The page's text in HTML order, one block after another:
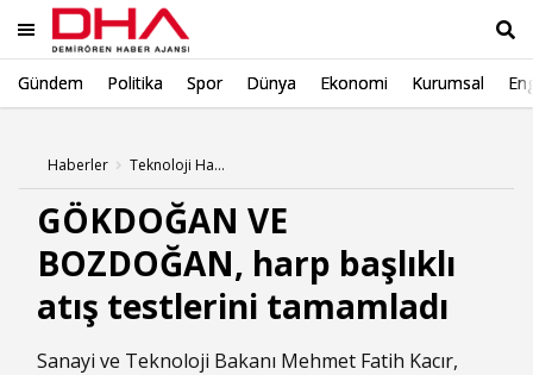
Gündem Politika Spor Dünya Ekonomi Kurumsal
Haberler Teknoloji Haberleri
GÖKDOĞAN VE
BOZDOĞAN, harp başlıklı
atış testlerini tamamladı
Sanayi ve Teknoloji Bakanı Mehmet Fatih Kacır,